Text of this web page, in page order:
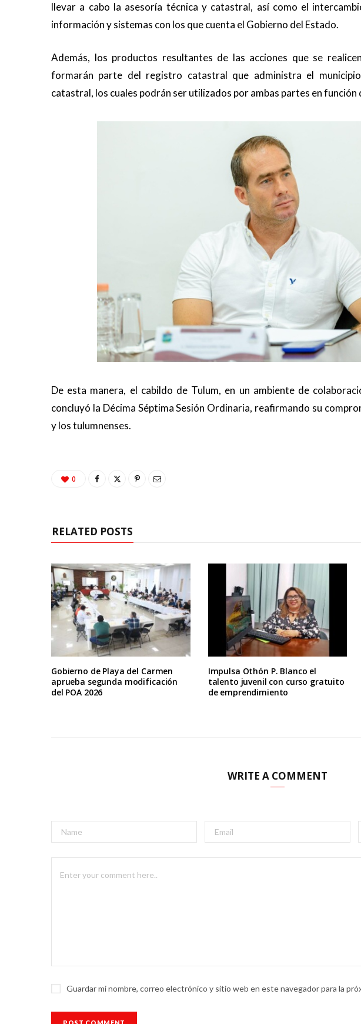
llevar a cabo la asesoría técnica y catastral, así como el
información y sistemas con los que cuenta el Gobierno del Estado.
Además, los productos resultantes de las acciones que se
formarán parte del registro catastral que administra el
catastral, los cuales podrán ser utilizados por ambas partes en función
De esta manera, el cabildo de Tulum, en un ambiente de
concluyó la Décima Séptima Sesión Ordinaria, reafirmando su
y los tulumnenses.
0
RELATED POSTS
Gobierno de Playa del Carmen
aprueba segunda modificación
del POA 2026
Impulsa Othón P. Blanco el
talento juvenil con curso gratuito
de emprendimiento
WRITE A COMMENT
Guardar mi nombre, correo electrónico y sitio web en este navegador para la